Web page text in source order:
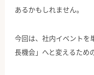
あるかもしれません。
今回は、社内イベントを
長機会」へと変えるため